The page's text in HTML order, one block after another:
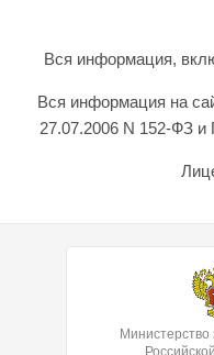
Вся информация,
Вся информация на
27.07.2006 N 152-ФЗ
Министерство